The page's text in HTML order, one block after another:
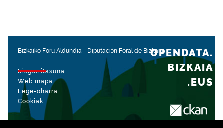
Bizkaiko Foru Aldundia - Diputación Foral de Bizkaia
Irisgarritasuna
Web mapa
Lege-oharra
Cookiak
OPENDATA.
BIZKAIA
.EUS